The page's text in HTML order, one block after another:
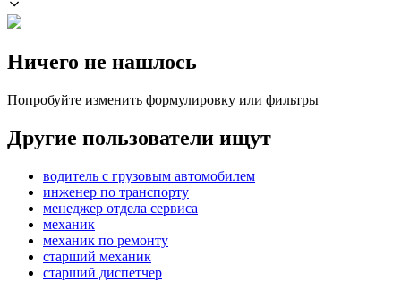
Ничего не нашлось
Попробуйте изменить формулировку или фильтры
Другие пользователи ищут
водитель с грузовым автомобилем
инженер по транспорту
менеджер отдела сервиса
механик
механик по ремонту
старший механик
старший диспетчер